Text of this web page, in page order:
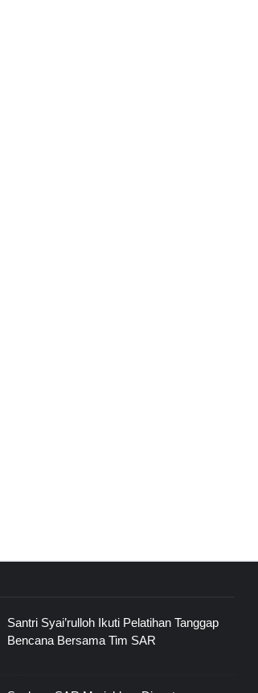
Santri Syai’rulloh Ikuti Pelatihan Tanggap
Bencana Bersama Tim SAR